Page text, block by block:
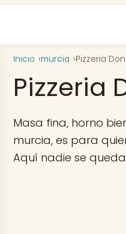
Inicio murcia Pizzeria
Pizzeria
Masa fina, horno
murcia, es para
Aquí nadie se